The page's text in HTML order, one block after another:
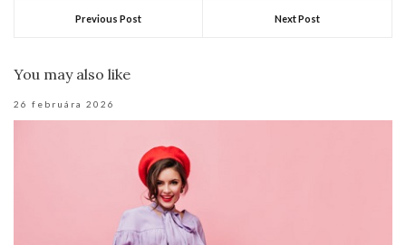
Previous Post Next Post
You may also like
26 februára 2026